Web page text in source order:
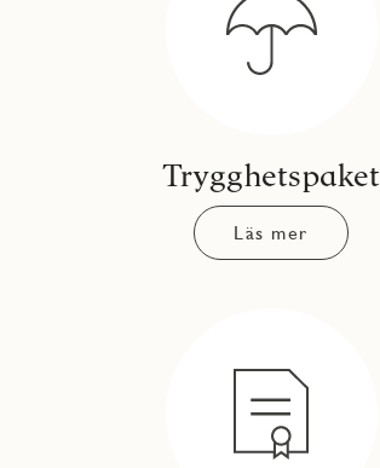
Trygghetspaket
Läs mer